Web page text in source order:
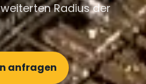
Radius der
anfragen